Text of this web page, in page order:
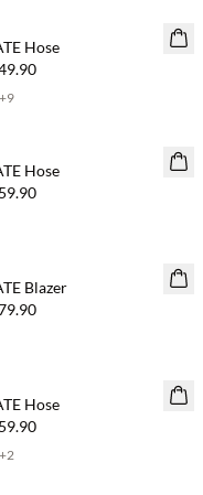
Hose
+9
Hose
Blazer
mind. 2 & spare 20 %
Hose
+2